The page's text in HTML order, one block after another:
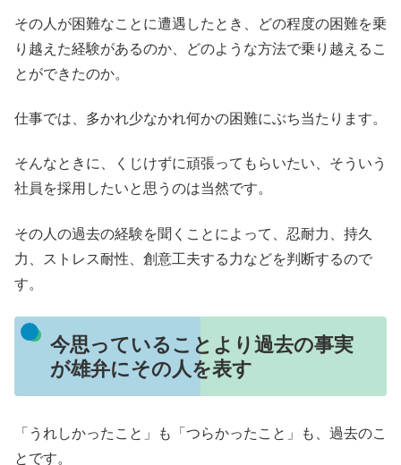
その人が困難なことに遭遇したとき、どの程度の困難を乗
り越えた経験があるのか、どのような方法で乗り越えるこ
とができたのか。
仕事では、多かれ少なかれ何かの困難にぶち当たります。
そんなときに、くじけずに頑張ってもらいたい、そういう
社員を採用したいと思うのは当然です。
その人の過去の経験を聞くことによって、忍耐力、持久
力、ストレス耐性、創意工夫する力などを判断するので
す。
今思っていることより過去の事実
が雄弁にその人を表す
「うれしかったこと」も「つらかったこと」も、過去のこ
とです。